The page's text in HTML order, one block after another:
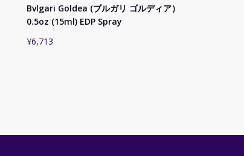
Bvlgari Goldea (ブルガリ ゴルディア）
0.5oz (15ml) EDP Spray
¥6,713